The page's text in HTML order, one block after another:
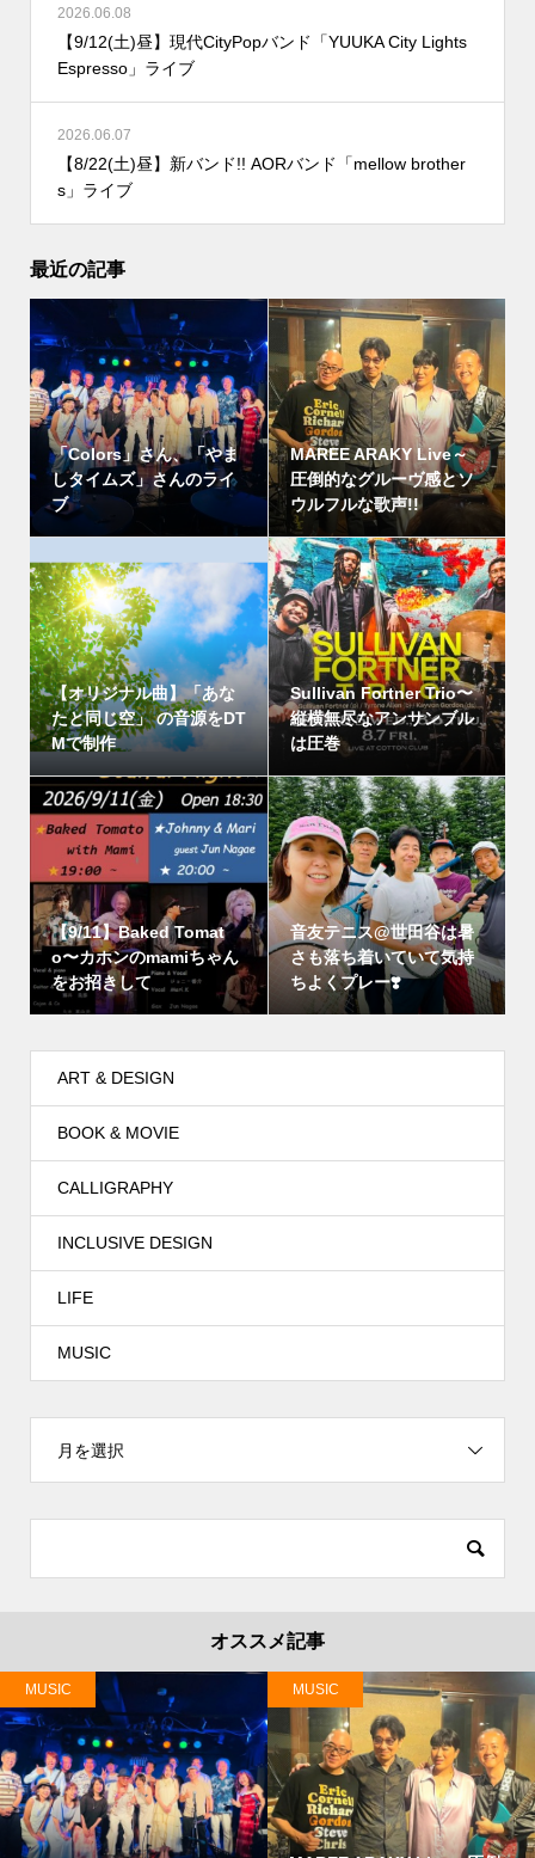
2026.06.08
【9/12(土)昼】現代CityPopバンド「YUUKA City Lights
Espresso」ライブ
2026.06.07
【8/22(土)昼】新バンド!! AORバンド「mellow brother
s」ライブ
最近の記事
「Colors」さん、「やま
しタイムズ」さんのライ
ブ
MAREE ARAKY Live～
圧倒的なグルーヴ感とソ
ウルフルな歌声!!
【オリジナル曲】「あな
たと同じ空」 の音源をDT
Mで制作
Sullivan Fortner Trio〜
縦横無尽なアンサンブル
は圧巻
【9/11】Baked Tomat
o〜カホンのmamiちゃん
をお招きして
音友テニス@世田谷は暑
さも落ち着いていて気持
ちよくプレー❣️
ART & DESIGN
BOOK & MOVIE
CALLIGRAPHY
INCLUSIVE DESIGN
LIFE
MUSIC
月を選択
オススメ記事
MUSIC MUSIC